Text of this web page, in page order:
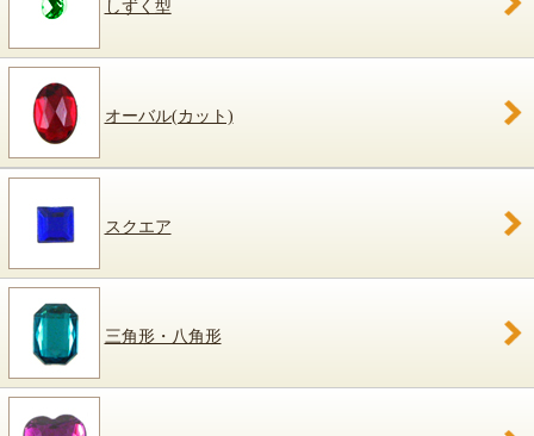
しずく型
オーバル(カット)
スクエア
三角形・八角形